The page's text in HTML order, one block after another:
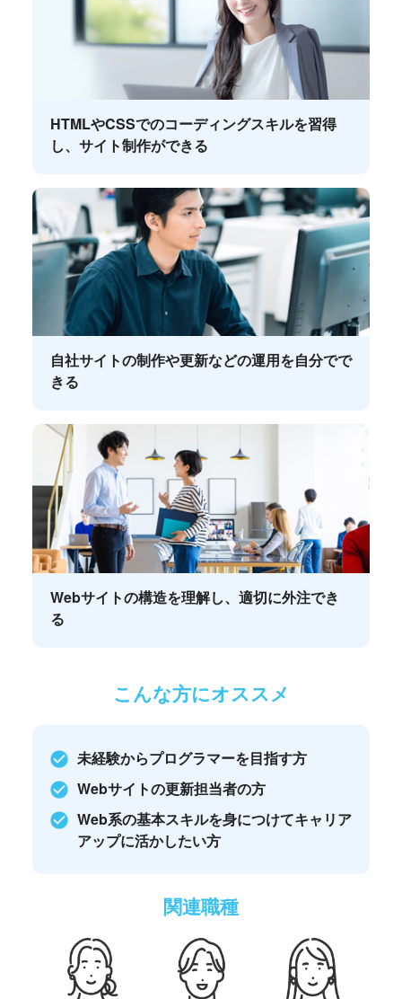
HTMLやCSSでのコーディングスキルを習得
し、サイト制作ができる
自社サイトの制作や更新などの運用を自分でで
きる
Webサイトの構造を理解し、適切に外注でき
る
こんな方にオススメ
未経験からプログラマーを目指す方
Webサイトの更新担当者の方
Web系の基本スキルを身につけてキャリア
アップに活かしたい方
関連職種